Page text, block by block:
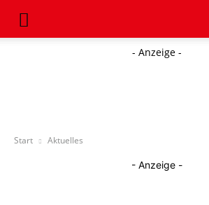
- Anzeige -
Start Aktuelles
- Anzeige -